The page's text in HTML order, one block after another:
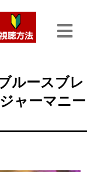
ルースブレ
ャーマニー